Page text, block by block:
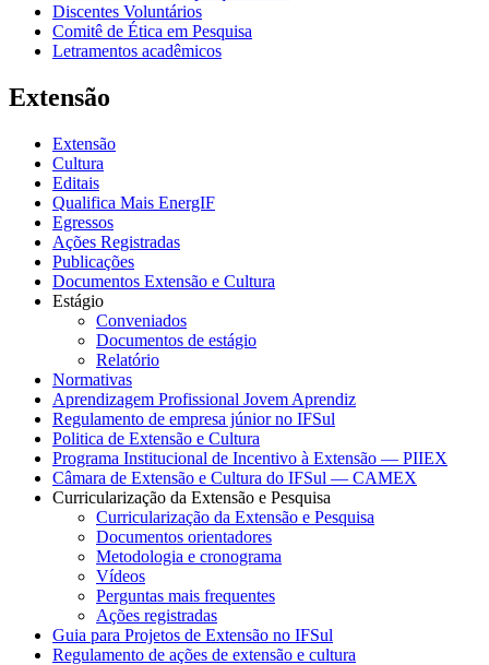
Discentes Voluntários
Comitê de Ética em Pesquisa
Letramentos acadêmicos
Extensão
Extensão
Cultura
Editais
Qualifica Mais EnergIF
Egressos
Ações Registradas
Publicações
Documentos Extensão e Cultura
Estágio
Conveniados
Documentos de estágio
Relatório
Normativas
Aprendizagem Profissional Jovem Aprendiz
Regulamento de empresa júnior no IFSul
Politica de Extensão e Cultura
Programa Institucional de Incentivo à Extensão — PIIEX
Câmara de Extensão e Cultura do IFSul — CAMEX
Curricularização da Extensão e Pesquisa
Curricularização da Extensão e Pesquisa
Documentos orientadores
Metodologia e cronograma
Vídeos
Perguntas mais frequentes
Ações registradas
Guia para Projetos de Extensão no IFSul
Regulamento de ações de extensão e cultura